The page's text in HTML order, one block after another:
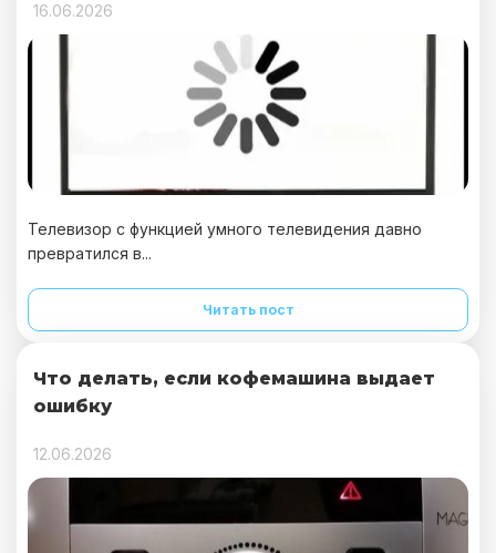
16.06.2026
Телевизор с функцией умного телевидения давно
превратился в...
Читать пост
Что делать, если кофемашина выдает
ошибку
12.06.2026